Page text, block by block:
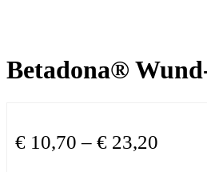
Betadona®
€ 10,70 – € 23,20